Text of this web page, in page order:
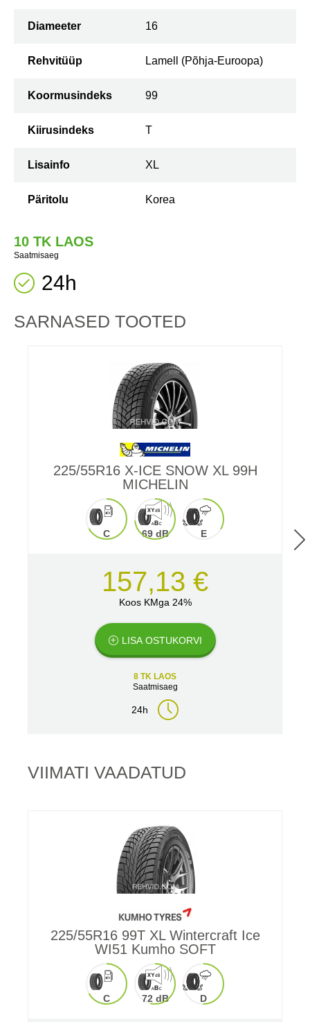
Diameeter 16
Rehvitüüp Lamell (Põhja-Euroopa)
Koormusindeks 99
Kiirusindeks T
Lisainfo XL
Päritolu Korea
10 TK LAOS
Saatmisaeg
24h
SARNASED TOOTED
225/55R16 X-ICE SNOW XL 99H
MICHELIN
C 69 dB E
157,13 €
Koos KMga 24%
LISA OSTUKORVI
8 TK LAOS
Saatmisaeg
24h
VIIMATI VAADATUD
225/55R16 99T XL Wintercraft Ice
WI51 Kumho SOFT
C 72 dB D